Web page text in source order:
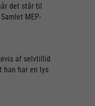
det står til
MEP-
af selvtillid
han har en lys